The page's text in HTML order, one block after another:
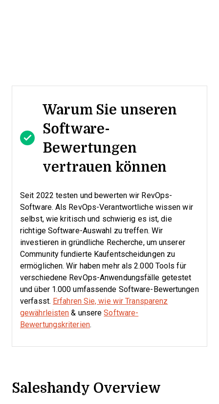
Warum Sie unseren
Software-
Bewertungen
vertrauen können
Seit 2022 testen und bewerten wir RevOps-
Software. Als RevOps-Verantwortliche wissen wir
selbst, wie kritisch und schwierig es ist, die
richtige Software-Auswahl zu treffen. Wir
investieren in gründliche Recherche, um unserer
Community fundierte Kaufentscheidungen zu
ermöglichen. Wir haben mehr als 2.000 Tools für
verschiedene RevOps-Anwendungsfälle getestet
und über 1.000 umfassende Software-Bewertungen
verfasst. Erfahren Sie, wie wir Transparenz
gewährleisten & unsereSoftware-
Bewertungskriterien.
Saleshandy Overview